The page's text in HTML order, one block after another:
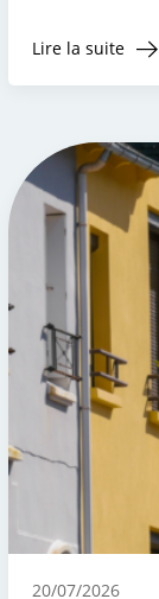
Lire la suite
20/07/2026